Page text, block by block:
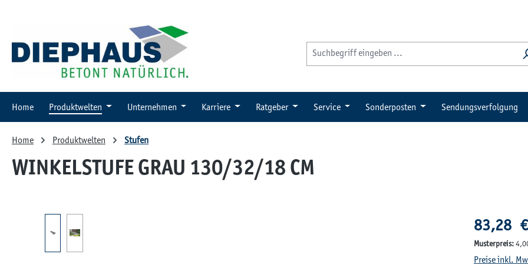
Home Produktwelten Unternehmen Karriere Ratgeber Service Sonderposten Sendungsverfolgung
Home Produktwelten Stufen
WINKELSTUFE GRAU 130/32/18 CM
Regulärer
83,28
Musterpreis:
Preise inkl.